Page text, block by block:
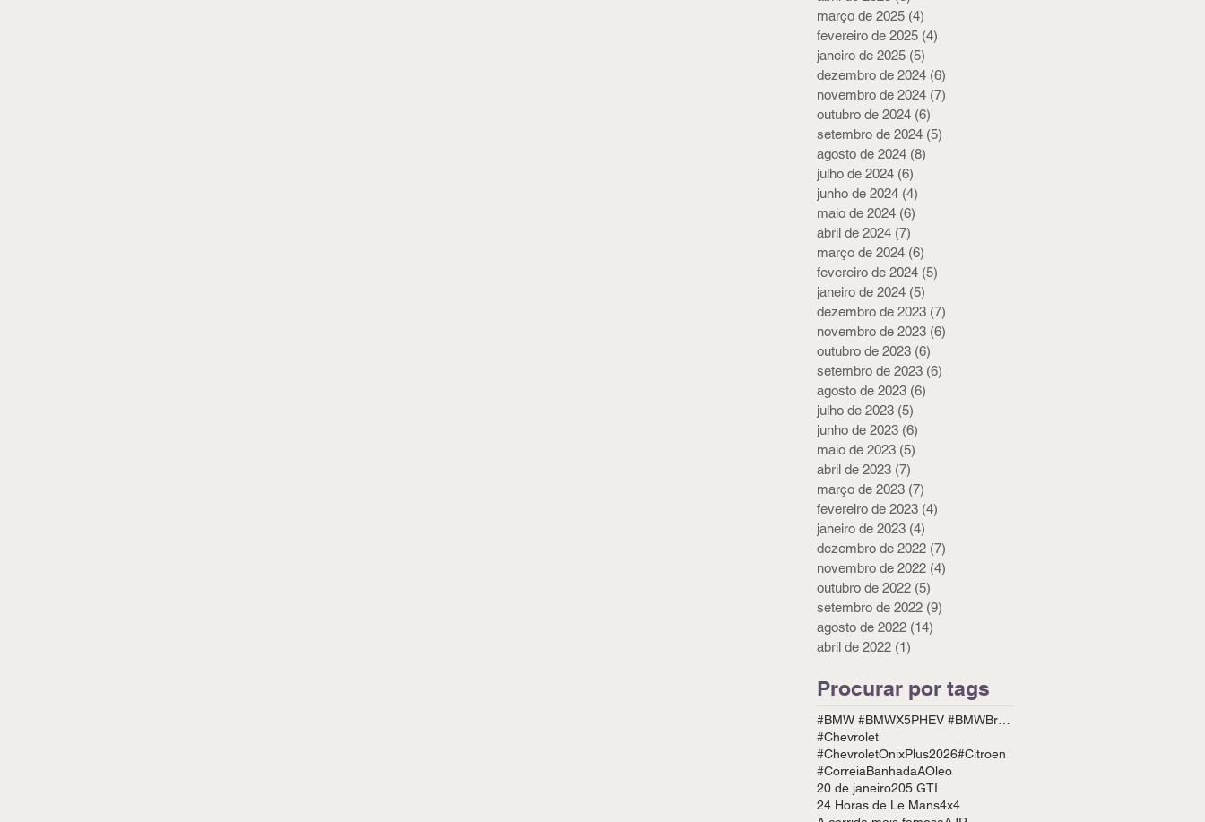
março de 2025 (4)
fevereiro de 2025 (4)
janeiro de 2025 (5)
dezembro de 2024 (6)
novembro de 2024 (7)
outubro de 2024 (6)
setembro de 2024 (5)
agosto de 2024 (8)
julho de 2024 (6)
junho de 2024 (4)
maio de 2024 (6)
abril de 2024 (7)
março de 2024 (6)
fevereiro de 2024 (5)
janeiro de 2024 (5)
dezembro de 2023 (7)
novembro de 2023 (6)
outubro de 2023 (6)
setembro de 2023 (6)
agosto de 2023 (6)
julho de 2023 (5)
junho de 2023 (6)
maio de 2023 (5)
abril de 2023 (7)
março de 2023 (7)
fevereiro de 2023 (4)
janeiro de 2023 (4)
dezembro de 2022 (7)
novembro de 2022 (4)
outubro de 2022 (5)
setembro de 2022 (9)
agosto de 2022 (14)
abril de 2022 (1)
Procurar por tags
#Chevrolet
#ChevroletOnixPlus2026#Citroen
#CorreiaBanhadaAOleo
20 de janeiro205 GTI
24 Horas de Le Mans4x4